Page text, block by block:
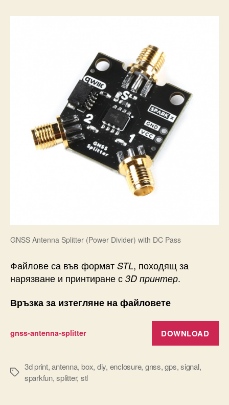
GNSS Antenna Splitter (Power Divider) with DC Pass
Файлове са във формат STL, походящ за
нарязване и принтиране с 3D принтер.
Връзка за изтегляне на файловете
gnss-antenna-splitter DOWNLOAD
Tags
3d print,antenna,box, diy, enclosure, gnss,gps,signal,
sparkfun,splitter, stl